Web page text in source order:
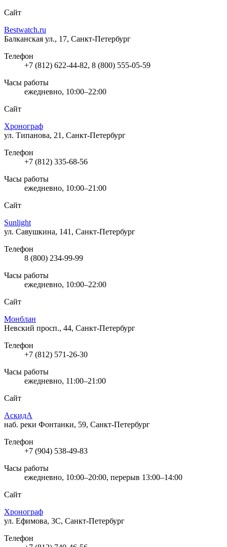
Сайт
Bestwatch.ru
Балканская ул., 17, Санкт-Петербург
Телефон
+7 (812) 622-44-82, 8 (800) 555-05-59
Часы работы
ежедневно, 10:00–22:00
Сайт
Хронограф
ул. Типанова, 21, Санкт-Петербург
Телефон
+7 (812) 335-68-56
Часы работы
ежедневно, 10:00–21:00
Сайт
Sunlight
ул. Савушкина, 141, Санкт-Петербург
Телефон
8 (800) 234-99-99
Часы работы
ежедневно, 10:00–22:00
Сайт
Монблан
Невский просп., 44, Санкт-Петербург
Телефон
+7 (812) 571-26-30
Часы работы
ежедневно, 11:00–21:00
Сайт
АскидА
наб. реки Фонтанки, 59, Санкт-Петербург
Телефон
+7 (904) 538-49-83
Часы работы
ежедневно, 10:00–20:00, перерыв 13:00–14:00
Сайт
Хронограф
ул. Ефимова, 3С, Санкт-Петербург
Телефон